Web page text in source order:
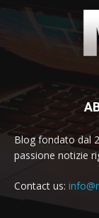
Blog fondato dal
passione notizie
Contact us: